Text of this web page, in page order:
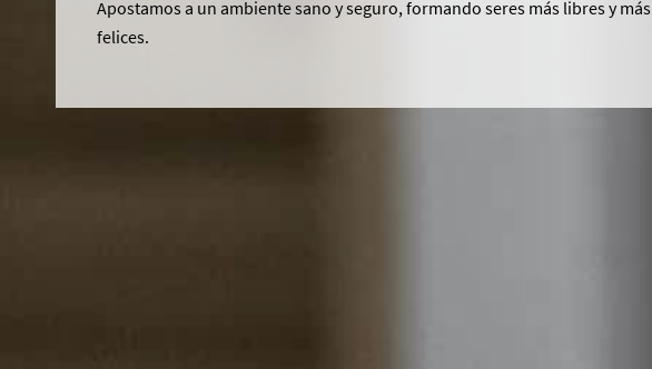
Apostamos a un ambiente sano y seguro, formando seres más libres y más
felices.